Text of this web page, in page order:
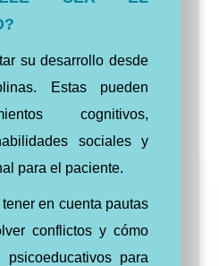
su desarrollo desde
Estas pueden
cognitivos,
sociales y
para el paciente.
en cuenta pautas
conflictos y cómo
psicoeducativos para